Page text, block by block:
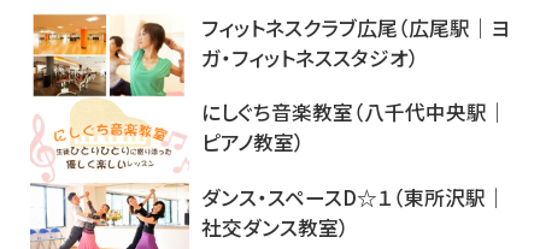
フィットネスクラブ広尾（広尾駅｜ヨ
ガ・フィットネススタジオ）
にしぐち音楽教室（八千代中央駅｜
ピアノ教室）
ダンス・スペースD☆１（東所沢駅｜
社交ダンス教室）